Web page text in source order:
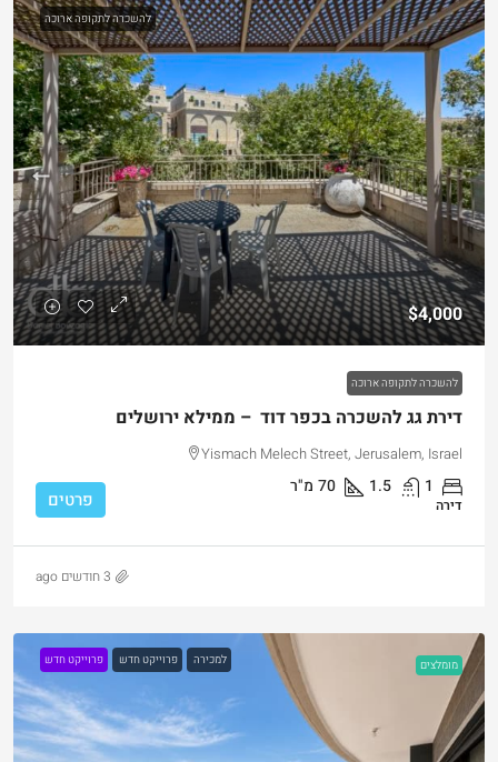
להשכרה לתקופה ארוכה
$4,000
להשכרה לתקופה ארוכה
דירת גג להשכרה בכפר דוד – ממילא ירושלים
Yismach Melech Street, Jerusalem, Israel
1
1.5
70 מ"ר
דירה פרטים
3 חודשים ago
מומלצים למכירה פרוייקט חדש פרוייקט חדש